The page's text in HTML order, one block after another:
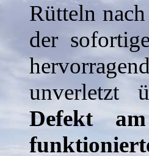
Rütteln
der
unverletzt
Defekt